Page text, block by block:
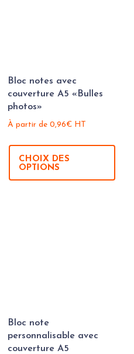
Bloc notes avec
couverture A5 «Bulles
photos»
À partir de 0,96€HT
CHOIX DES
OPTIONS
Bloc note
personnalisable avec
couverture A5